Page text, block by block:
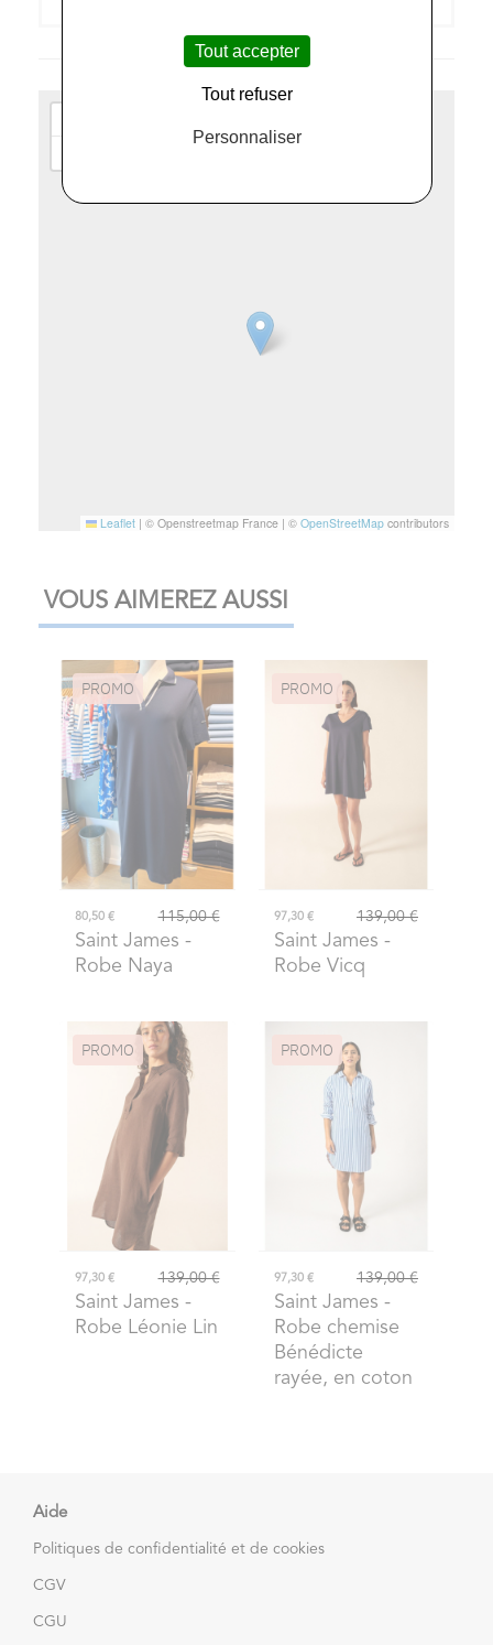
Leaflet | © Openstreetmap France | © OpenStreetMap contributors
VOUS AIMEREZ AUSSI
PROMO
80,50 € 115,00 €
Saint James -
Robe Naya
PROMO
97,30 € 139,00 €
Saint James -
Robe Vicq
PROMO
97,30 € 139,00 €
Saint James -
Robe Léonie Lin
PROMO
97,30 € 139,00 €
Saint James -
Robe chemise
Bénédicte
rayée, en coton
Aide
Politiques de confidentialité et de cookies
CGV
CGU
Tout accepter
Tout refuser
Personnaliser